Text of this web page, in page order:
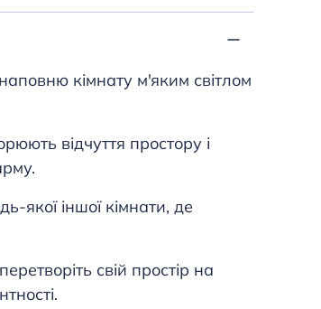
кімнату м'яким світлом
відчуття простору і
якої іншої кімнати, де
свій простір на